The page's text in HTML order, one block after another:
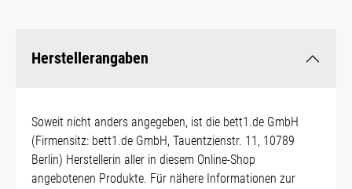
Herstellerangaben
Soweit nicht anders angegeben, ist die bett1.de GmbH
(Firmensitz: bett1.de GmbH, Tauentzienstr. 11, 10789
Berlin) Herstellerin aller in diesem Online-Shop
angebotenen Produkte. Für nähere Informationen zur